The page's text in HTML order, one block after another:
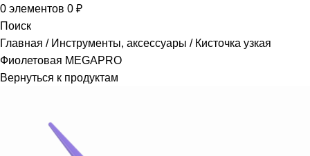
0 элементов 0 ₽
Поиск
Главная
Инструменты, аксессуары
Кисточка узкая
Фиолетовая MEGAPRO
Вернуться к продуктам